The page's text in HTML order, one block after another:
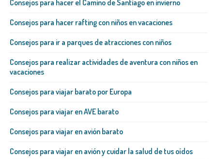
Consejos para hacer el Camino de Santiago en invierno
Consejos para hacer rafting con niños en vacaciones
Consejos para ir a parques de atracciones con niños
Consejos para realizar actividades de aventura con niños en
vacaciones
Consejos para viajar barato por Europa
Consejos para viajar en AVE barato
Consejos para viajar en avión barato
Consejos para viajar en avión y cuidar la salud de tus oídos